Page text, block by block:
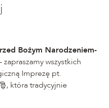
Bożym Narodzeniem-
zapraszamy wszystkich
Imprezę pt.
, która tradycyjnie